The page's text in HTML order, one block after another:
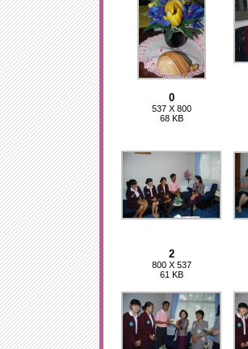
0
537 X 800
68 KB
2
800 X 537
61 KB